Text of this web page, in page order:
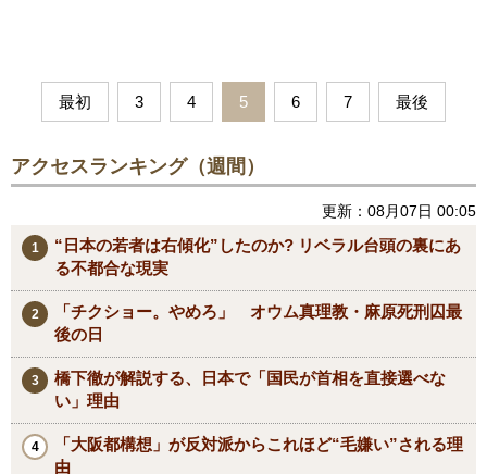
最初 3 4 5 6 7 最後
アクセスランキング（週間）
更新：08月07日 00:05
“日本の若者は右傾化”したのか? リベラル台頭の裏にあ
る不都合な現実
「チクショー。やめろ」 オウム真理教・麻原死刑囚最
後の日
橋下徹が解説する、日本で「国民が首相を直接選べな
い」理由
「大阪都構想」が反対派からこれほど“毛嫌い”される理
由